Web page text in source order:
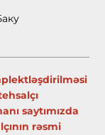
saytımızda
rəsmi